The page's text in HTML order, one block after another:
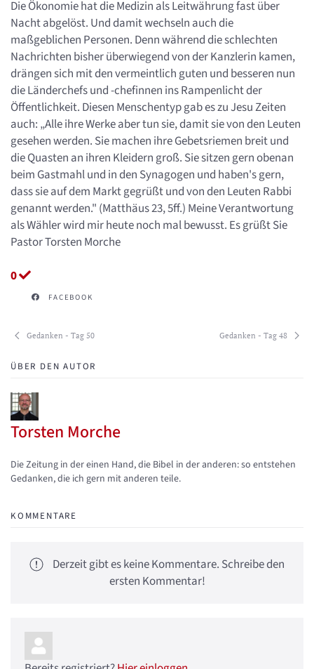
Die Ökonomie hat die Medizin als Leitwährung fast über
Nacht abgelöst. Und damit wechseln auch die
maßgeblichen Personen. Denn während die schlechten
Nachrichten bisher überwiegend von der Kanzlerin kamen,
drängen sich mit den vermeintlich guten und besseren nun
die Länderchefs und -chefinnen ins Rampenlicht der
Öffentlichkeit. Diesen Menschentyp gab es zu Jesu Zeiten
auch: „Alle ihre Werke aber tun sie, damit sie von den Leuten
gesehen werden. Sie machen ihre Gebetsriemen breit und
die Quasten an ihren Kleidern groß. Sie sitzen gern obenan
beim Gastmahl und in den Synagogen und haben's gern,
dass sie auf dem Markt gegrüßt und von den Leuten Rabbi
genannt werden." (Matthäus 23, 5ff.) Meine Verantwortung
als Wähler wird mir heute noch mal bewusst. Es grüßt Sie
Pastor Torsten Morche
0
FACEBOOK
Gedanken - Tag 50 Gedanken - Tag 48
ÜBER DEN AUTOR
Torsten Morche
Updates abonnieren
Abo von Updates dieses Autors beenden
Die Zeitung in der einen Hand, die Bibel in der anderen: so entstehen
Gedanken, die ich gern mit anderen teile.
KOMMENTARE
Derzeit gibt es keine Kommentare. Schreibe den
ersten Kommentar!